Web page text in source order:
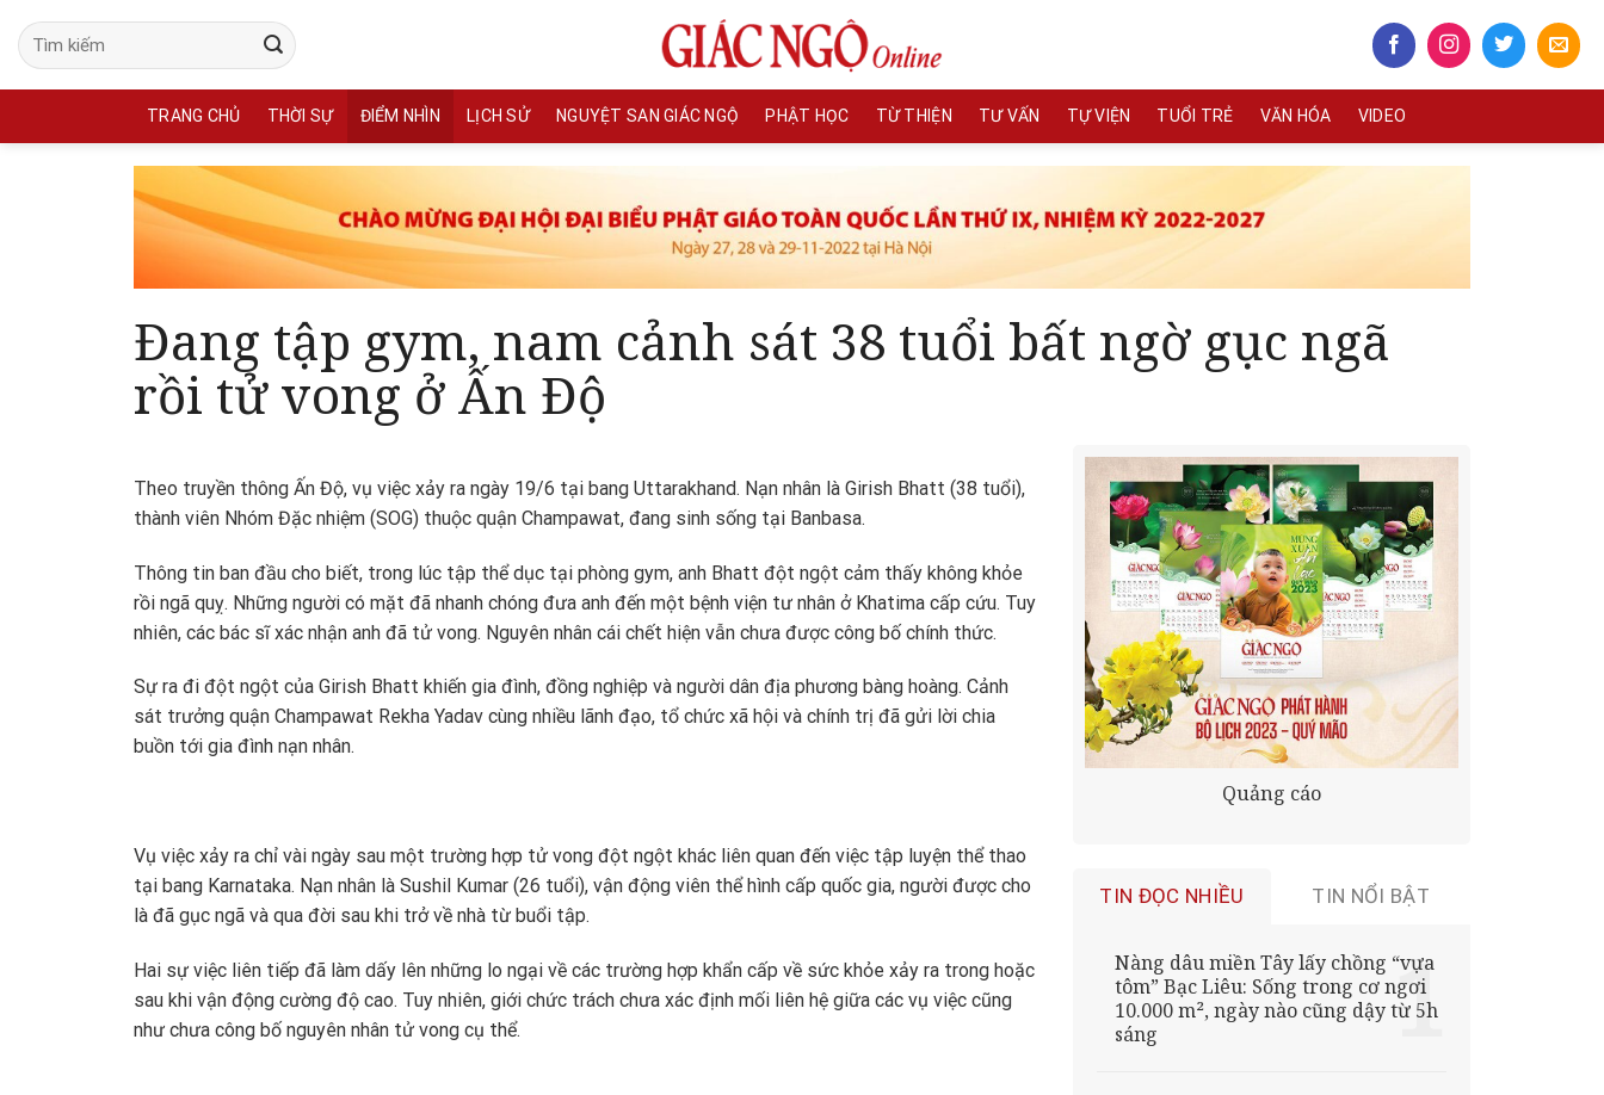
content
TRANG CHỦ THỜI SỰ ĐIỂM NHÌN LỊCH SỬ NGUYỆT SAN GIÁC NGỘ PHẬT HỌC TỪ THIỆN TƯ VẤN TỰ VIỆN TUỔI TRẺ VĂN HÓA VIDEO
Đang tập gym, nam cảnh sát 38 tuổi bất ngờ gục ngã
rồi tử vong ở Ấn Độ
Theo truyền thông Ấn Độ, vụ việc xảy ra ngày 19/6 tại bang Uttarakhand. Nạn nhân là Girish Bhatt (38 tuổi),
thành viên Nhóm Đặc nhiệm (SOG) thuộc quận Champawat, đang sinh sống tại Banbasa.
Thông tin ban đầu cho biết, trong lúc tập thể dục tại phòng gym, anh Bhatt đột ngột cảm thấy không khỏe
rồi ngã quỵ. Những người có mặt đã nhanh chóng đưa anh đến một bệnh viện tư nhân ở Khatima cấp cứu. Tuy
nhiên, các bác sĩ xác nhận anh đã tử vong. Nguyên nhân cái chết hiện vẫn chưa được công bố chính thức.
Sự ra đi đột ngột của Girish Bhatt khiến gia đình, đồng nghiệp và người dân địa phương bàng hoàng. Cảnh
sát trưởng quận Champawat Rekha Yadav cùng nhiều lãnh đạo, tổ chức xã hội và chính trị đã gửi lời chia
buồn tới gia đình nạn nhân.
Vụ việc xảy ra chỉ vài ngày sau một trường hợp tử vong đột ngột khác liên quan đến việc tập luyện thể thao
tại bang Karnataka. Nạn nhân là Sushil Kumar (26 tuổi), vận động viên thể hình cấp quốc gia, người được cho
là đã gục ngã và qua đời sau khi trở về nhà từ buổi tập.
Hai sự việc liên tiếp đã làm dấy lên những lo ngại về các trường hợp khẩn cấp về sức khỏe xảy ra trong hoặc
sau khi vận động cường độ cao. Tuy nhiên, giới chức trách chưa xác định mối liên hệ giữa các vụ việc cũng
như chưa công bố nguyên nhân tử vong cụ thể.
Quảng cáo
TIN ĐỌC NHIỀU TIN NỔI BẬT
Nàng dâu miền Tây lấy chồng “vựa
tôm” Bạc Liêu: Sống trong cơ ngơi
10.000 m², ngày nào cũng dậy từ 5h
sáng